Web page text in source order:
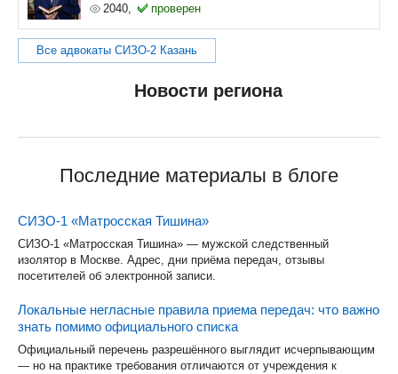
2040,
проверен
Все адвокаты СИЗО-2 Казань
Новости региона
Последние материалы в блоге
СИЗО-1 «Матросская Тишина»
СИЗО-1 «Матросская Тишина» — мужской следственный
изолятор в Москве. Адрес, дни приёма передач, отзывы
посетителей об электронной записи.
Локальные негласные правила приема передач: что важно
знать помимо официального списка
Официальный перечень разрешённого выглядит исчерпывающим
— но на практике требования отличаются от учреждения к